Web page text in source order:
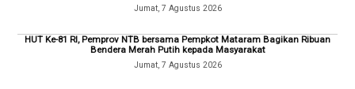
Jumat, 7 Agustus 2026
HUT Ke-81 RI, Pemprov NTB bersama Pempkot Mataram Bagikan Ribuan
Bendera Merah Putih kepada Masyarakat
Jumat, 7 Agustus 2026